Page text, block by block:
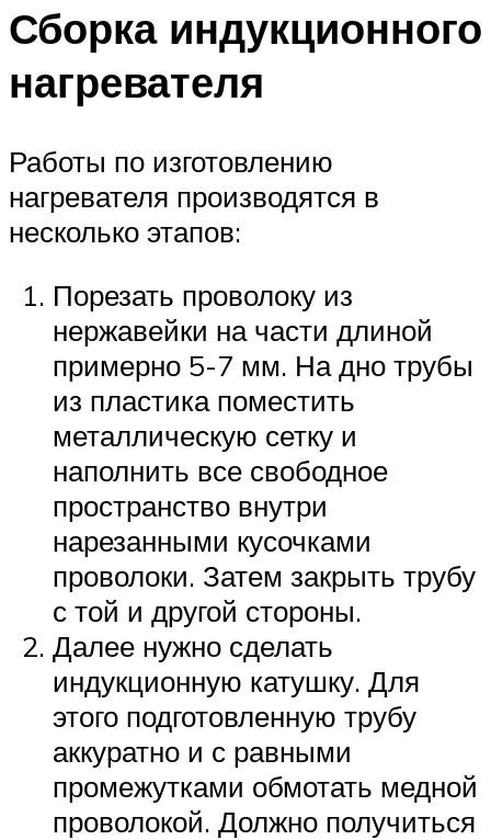
Сборка индукционного
нагревателя
Работы по изготовлению
нагревателя производятся в
несколько этапов:
Порезать проволоку из
нержавейки на части длиной
примерно 5-7 мм. На дно трубы
из пластика поместить
металлическую сетку и
наполнить все свободное
пространство внутри
нарезанными кусочками
проволоки. Затем закрыть трубу
с той и другой стороны.
Далее нужно сделать
индукционную катушку. Для
этого подготовленную трубу
аккуратно и с равными
промежутками обмотать медной
проволокой. Должно получиться